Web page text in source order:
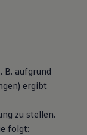
B. aufgrund
ergibt
zu stellen.
folgt: